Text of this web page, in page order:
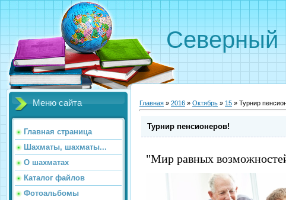
Меню сайта
Главная страница
Шахматы, шахматы...
О шахматах
Каталог файлов
Фотоальбомы
Главная » 2016 » Октябрь » 15 » Турнир
Турнир пенсионеров!
"Мир равных